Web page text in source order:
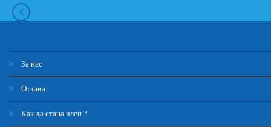
За нас
Отзиви
Как да стана член ?